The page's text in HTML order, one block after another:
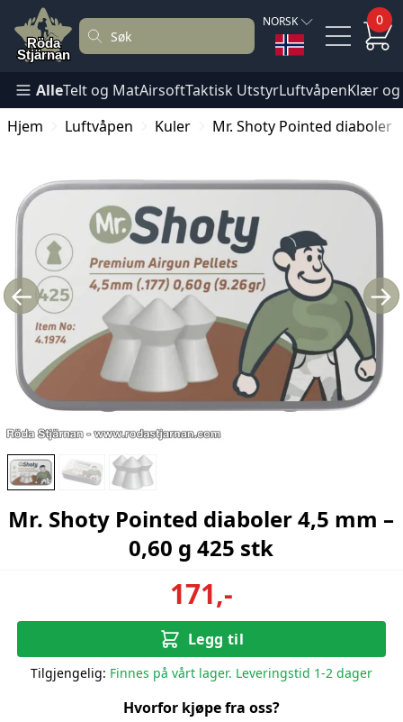
NORSK 0
AlleTelt og MatAirsoftTaktisk UtstyrLuftvåpenKlær
Hjem
Luftvåpen Kuler Mr. Shoty Pointed diaboler
← →
Mr. Shoty Pointed diaboler 4,5 mm –
0,60 g 425 stk
171,-
Legg til
Tilgjengelig: Finnes på vårt lager. Leveringstid 1-2 dager
Hvorfor kjøpe fra oss?